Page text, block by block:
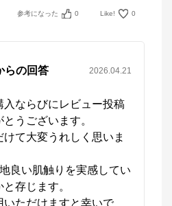
参考になった 0 Like! 0
らの回答 2026.04.21
入ならびにレビュー投稿
うございます。
て大変うれしく思いま
良い肌触りを実感してい
存じます。
いただけますと幸いで